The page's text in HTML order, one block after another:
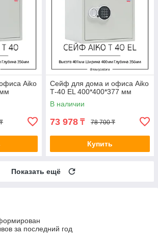
Aiko
Сейф для дома и офиса Aiko
Т-40 EL 400*400*377 мм
В наличии
73 978 ₸ 78 700 ₸
Купить
Показать ещё
за последний год